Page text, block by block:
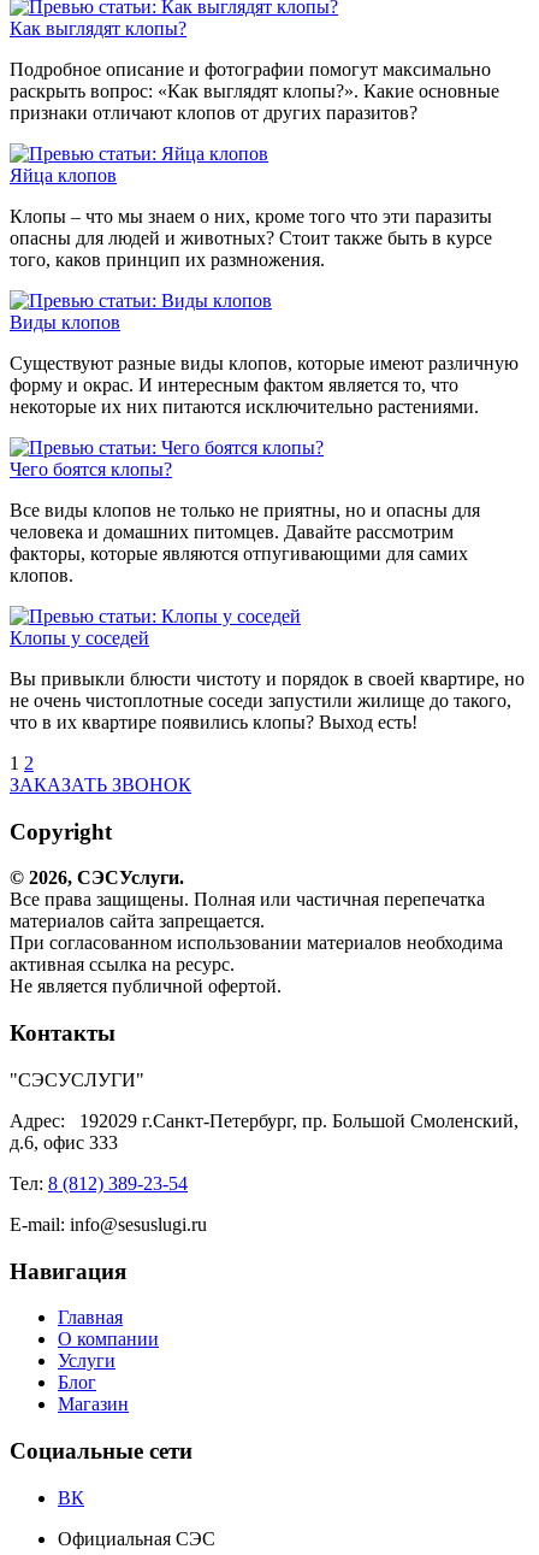
Как выглядят клопы?
Подробное описание и фотографии помогут максимально
раскрыть вопрос: «Как выглядят клопы?». Какие основные
признаки отличают клопов от других паразитов?
Яйца клопов
Клопы – что мы знаем о них, кроме того что эти паразиты
опасны для людей и животных? Стоит также быть в курсе
того, каков принцип их размножения.
Виды клопов
Существуют разные виды клопов, которые имеют различную
форму и окрас. И интересным фактом является то, что
некоторые их них питаются исключительно растениями.
Чего боятся клопы?
Все виды клопов не только не приятны, но и опасны для
человека и домашних питомцев. Давайте рассмотрим
факторы, которые являются отпугивающими для самих
клопов.
Клопы у соседей
Вы привыкли блюсти чистоту и порядок в своей квартире, но
не очень чистоплотные соседи запустили жилище до такого,
что в их квартире появились клопы? Выход есть!
1 2
ЗАКАЗАТЬ ЗВОНОК
Copyright
© 2026, СЭСУслуги.
Все права защищены. Полная или частичная перепечатка
материалов сайта запрещается.
При согласованном использовании материалов необходима
активная ссылка на ресурс.
Не является публичной офертой.
Контакты
"СЭСУСЛУГИ"
Адрес:
192029 г.Санкт-Петербург, пр. Большой Смоленский,
д.6, офис 333
Тел: 8 (812) 389-23-54
E-mail: info@sesuslugi.ru
Навигация
Главная
О компании
Услуги
Блог
Магазин
Социальные сети
ВК
Официальная СЭС